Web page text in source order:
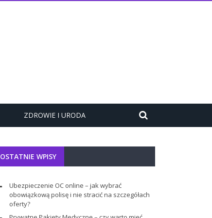
ZDROWIE I URODA
OSTATNIE WPISY
Ubezpieczenie OC online – jak wybrać
obowiązkową polisę i nie stracić na szczegółach
oferty?